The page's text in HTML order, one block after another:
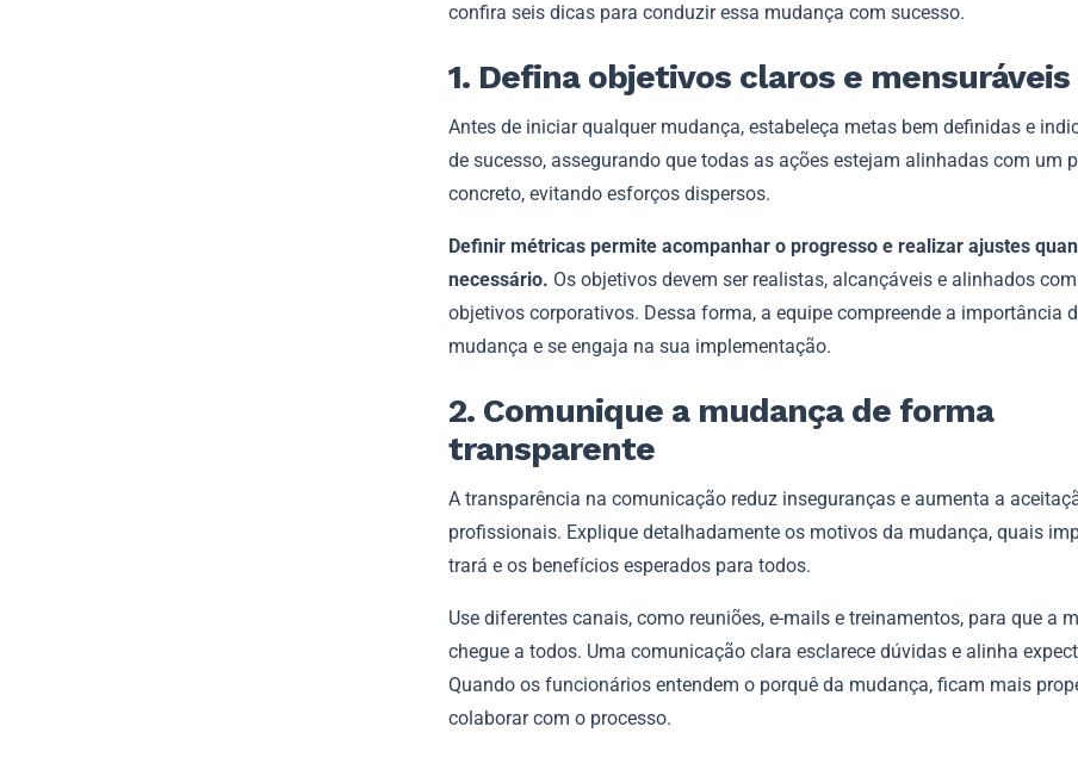
confira seis dicas para conduzir essa mudança com sucesso.
1. Defina objetivos claros e mensuráveis
Antes de iniciar qualquer mudança, estabeleça metas bem definidas e
de sucesso, assegurando que todas as ações estejam alinhadas com um
concreto, evitando esforços dispersos.
Definir métricas permite acompanhar o progresso e realizar ajustes
necessário. Os objetivos devem ser realistas, alcançáveis e alinhados
objetivos corporativos. Dessa forma, a equipe compreende a importância
mudança e se engaja na sua implementação.
2. Comunique a mudança de forma
transparente
A transparência na comunicação reduz inseguranças e aumenta a
profissionais. Explique detalhadamente os motivos da mudança, quais
trará e os benefícios esperados para todos.
Use diferentes canais, como reuniões, e-mails e treinamentos, para que a
chegue a todos. Uma comunicação clara esclarece dúvidas e alinha
Quando os funcionários entendem o porquê da mudança, ficam mais
colaborar com o processo.